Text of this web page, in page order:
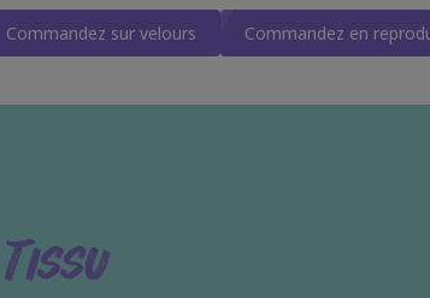
Commandez sur velours Commandez en